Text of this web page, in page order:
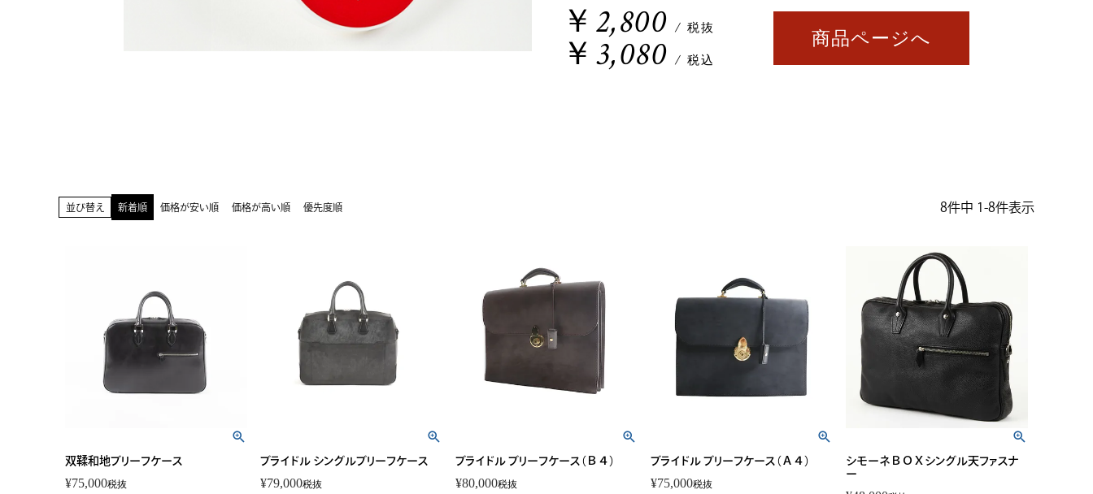
￥2,800 / 税抜
￥3,080 / 税込
商品ページへ
並び替え 新着順 価格が安い順 価格が高い順 優先度順 8件中 1 -8件表示
双鞣和地ブリーフケース
¥75,000税抜
ブライドル シングルブリーフケース
¥79,000税抜
ブライドル ブリーフケース（Ｂ４）
¥80,000税抜
ブライドル ブリーフケース（Ａ４）
¥75,000税抜
シモーネＢＯＸシングル天ファスナ
ー